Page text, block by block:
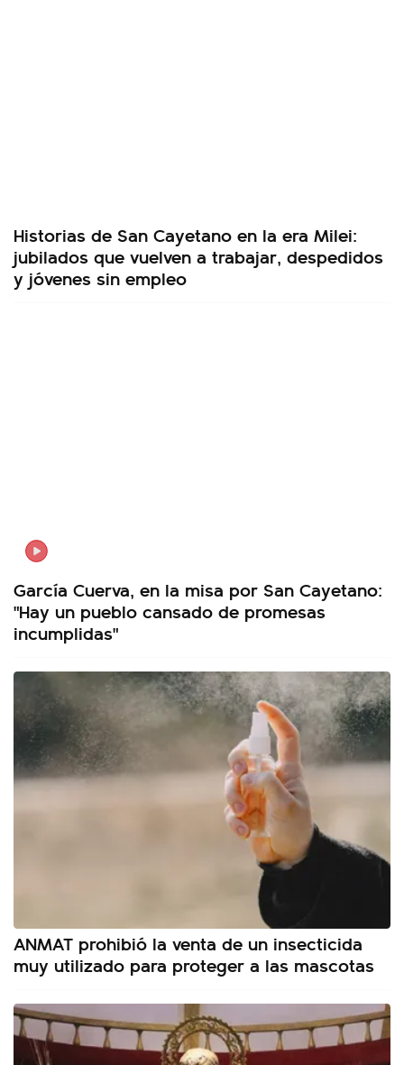
Historias de San Cayetano en la era Milei:
jubilados que vuelven a trabajar, despedidos
y jóvenes sin empleo
García Cuerva, en la misa por San Cayetano:
"Hay un pueblo cansado de promesas
incumplidas"
ANMAT prohibió la venta de un insecticida
muy utilizado para proteger a las mascotas